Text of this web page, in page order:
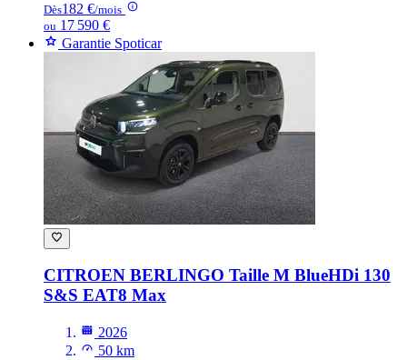
Dès182 €/mois
ou 17 590 €
Garantie Spoticar
CITROEN BERLINGO Taille M BlueHDi 130
S&S EAT8 Max
2026
50 km